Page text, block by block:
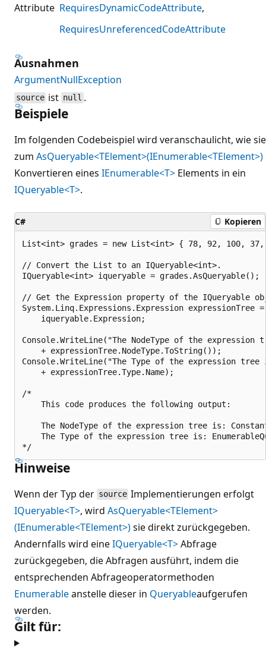
Attribute RequiresDynamicCodeAttribute
RequiresUnreferencedCodeAttribute
Ausnahmen
ArgumentNullException
source ist null .
Beispiele
Im folgenden Codebeispiel wird veranschaulicht, wie sie
zum AsQueryable<TElement>(IEnumerable<TElement>)
Konvertieren eines IEnumerable<T> Elements in ein
IQueryable<T>.
C# Kopieren
List<int> grades = new List<int> { 78, 92, 100,
// Convert the List to an IQueryable<int>.
IQueryable<int> iqueryable = grades.AsQueryable();
// Get the Expression property of the IQueryable
System.Linq.Expressions.Expression expressionTree =
    iqueryable.Expression;
Console.WriteLine("The NodeType of the
    + expressionTree.NodeType.ToString());
Console.WriteLine("The Type of the expression
    + expressionTree.Type.Name);
/*
    This code produces the following output:
The NodeType of the expression tree is:
The Type of the expression tree is:
Hinweise
Wenn der Typ der source Implementierungen erfolgt
IQueryable<T>, wird AsQueryable<TElement>
(IEnumerable<TElement>)sie direkt zurückgegeben.
Andernfalls wird eineIQueryable<T>Abfrage
zurückgegeben, die Abfragen ausführt, indem die
entsprechenden Abfrageoperatormethoden
Enumerableanstelle dieser in Queryableaufgerufen
werden.
Gilt für: